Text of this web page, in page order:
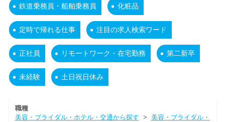
鉄道乗務員・船舶乗務員 化粧品
定時で帰れる仕事 注目の求人検索ワード
正社員 リモートワーク・在宅勤務 第二新卒
未経験 土日祝日休み
職種
美容・ブライダル・ホテル・交通から探す > 美容・ブライダル・